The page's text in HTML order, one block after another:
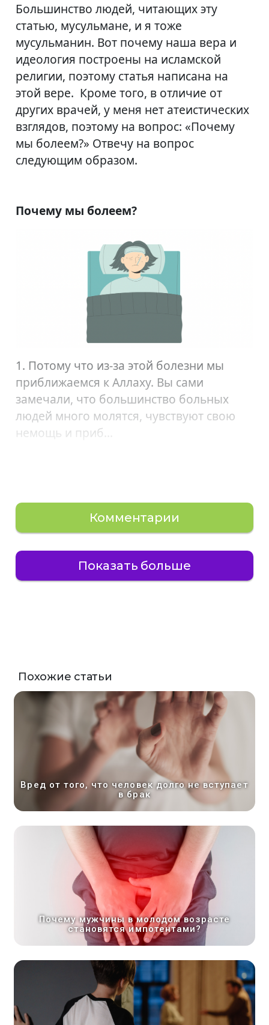
Большинство людей, читающих эту
статью, мусульмане, и я тоже
мусульманин. Вот почему наша вера и
идеология построены на исламской
религии, поэтому статья написана на
этой вере. Кроме того, в отличие от
других врачей, у меня нет атеистических
взглядов, поэтому на вопрос: «Почему
мы болеем?» Отвечу на вопрос
следующим образом.
Почему мы болеем?
1. Потому что из-за этой болезни мы
приближаемся к Аллаху. Вы сами
замечали, что большинство больных
людей много молятся, чувствуют свою
немощь и приб...
Комментарии
Показать больше
Похожие статьи
Вред от того, что человек долго не вступает
в брак
Почему мужчины в молодом возрасте
становятся импотентами?